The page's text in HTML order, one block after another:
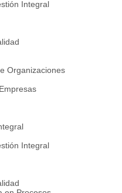
Integral
Organizaciones
Integral